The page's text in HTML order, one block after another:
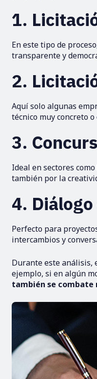
1.
En este tipo de
transparente y
2.
Aquí solo algunas
técnico muy concreto
3.
Ideal en sectores
también por la
4.
Perfecto para
intercambios y
Durante este análisis,
ejemplo, si en algún
también se